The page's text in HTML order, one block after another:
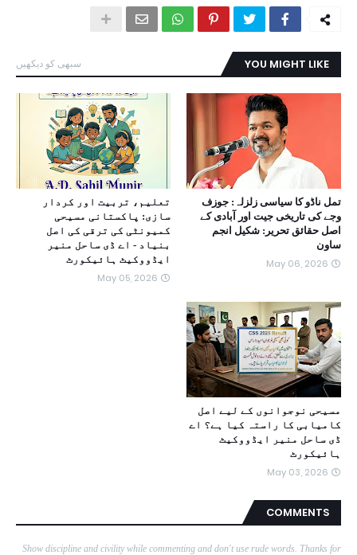
YOU MIGHT LIKE سبھی کو دیکھیں
تمل ناڈو کا سیاسی زلزلہ: جوزف
وجے کی تاریخی جیت اور آبادی کے
اصل حقائق تحریر: شکیل انجم
ساون
May 06, 2026
تعلیم، تربیت اور کردار
سازی: پاکستانی مسیحی
کمیونٹی کی ترقی کی اصل
بنیاد - اے ڈی ساحل منیر
ایڈووکیٹ ہائیکورٹ
May 05, 2026
مسیحی نوجوانوں کے لیے اصل
کامیابی کا راستہ کیا ہے؟ اے
ڈی ساحل منیر ایڈووکیٹ
ہائیکورٹ
May 03, 2026
COMMENTS
Show discipline and civility while commenting and don't use rude words. Thanks for